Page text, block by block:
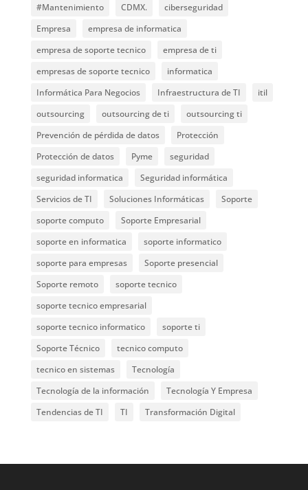
#Mantenimiento CDMX.
ciberseguridad
Empresa
empresa de informatica
empresa de soporte tecnico
empresa de ti
empresas de soporte tecnico
informatica
Informática Para Negocios
Infraestructura de TI
itil
outsourcing
outsourcing de ti
outsourcing ti
Prevención de pérdida de datos
Protección
Protección de datos
Pyme
seguridad
seguridad informatica
Seguridad informática
Servicios de TI
Soluciones Informáticas
Soporte
soporte computo
Soporte Empresarial
soporte en informatica
soporte informatico
soporte para empresas
Soporte presencial
Soporte remoto
soporte tecnico
soporte tecnico empresarial
soporte tecnico informatico
soporte ti
Soporte Técnico
tecnico computo
tecnico en sistemas
Tecnología
Tecnología de la información
Tecnología Y Empresa
Tendencias de TI
TI Transformación Digital